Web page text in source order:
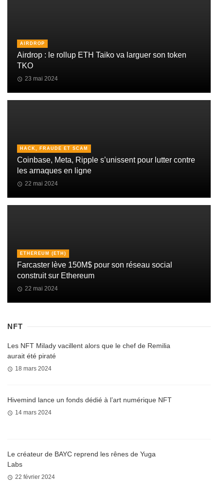
AIRDROP
Airdrop : le rollup ETH Taiko va larguer son token
TKO
23 mai 2024
HACK, FRAUDE ET SCAM
Coinbase, Meta, Ripple s’unissent pour lutter contre
les arnaques en ligne
22 mai 2024
ETHEREUM (ETH)
Farcaster lève 150M$ pour son réseau social
construit sur Ethereum
22 mai 2024
NFT
Les NFT Milady vacillent alors que le chef de Remilia
aurait été piraté
18 mars 2024
Hivemind lance un fonds dédié à l’art numérique NFT
14 mars 2024
Le créateur de BAYC reprend les rênes de Yuga
Labs
22 février 2024